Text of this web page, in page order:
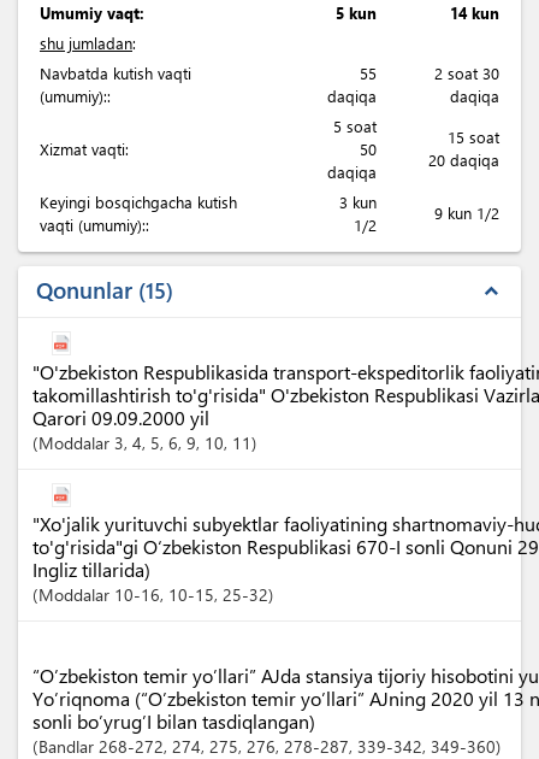
Umumiy vaqt:
5 kun
14 kun
shu jumladan:
Navbatda kutish vaqti
(umumiy)::
55
daqiqa
2 soat 30
daqiqa
Xizmat vaqti:
5 soat
50
daqiqa
15 soat
20 daqiqa
Keyingi bosqichgacha kutish
vaqti (umumiy)::
3 kun
1/2
9 kun 1/2
Qonunlar 15 expand_less
"O'zbekiston Respublikasida transport-ekspeditorlik
takomillashtirish to'g'risida" O'zbekiston Respublikasi
Qarori 09.09.2000 yil
Moddalar 3, 4, 5, 6, 9, 10, 11
"Xo'jalik yurituvchi subyektlar faoliyatining shartnomaviy-
to'g'risida"gi O‘zbekiston Respublikasi 670-I sonli Qonuni
Ingliz tillarida)
Moddalar 10-16, 10-15, 25-32
“O’zbekiston temir yo’llari” AJda stansiya tijoriy hisobotini
Yo’riqnoma (“O’zbekiston temir yo’llari” AJning 2020 yil 13
sonli bo’yrug’I bilan tasdiqlangan)
Bandlar 268-272, 274, 275, 276, 278-287, 339-342, 349-360